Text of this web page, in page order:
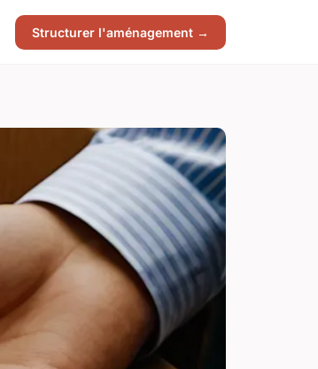
Structurer l'aménagement →